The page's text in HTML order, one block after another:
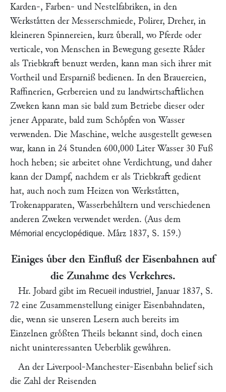
Karden-, Farben- und Nestelfabriken, in den
Werkstaͤtten der Messerschmiede, Polirer, Dreher, in
kleineren Spinnereien, kurz uͤberall, wo Pferde oder
verticale, von Menschen in Bewegung gesezte Raͤder
als Triebkraft benuzt werden, kann man sich ihrer mit
Vortheil und Ersparniß bedienen. In den Brauereien,
Raffinerien, Gerbereien und zu landwirtschaftlichen
Zweken kann man sie bald zum Betriebe dieser oder
jener Apparate, bald zum Schoͤpfen von Wasser
verwenden. Die Maschine, welche ausgestellt gewesen
war, kann in 24 Stunden 600,000 Liter Wasser 30 Fuß
hoch heben; sie arbeitet ohne Verdichtung, und daher
kann der Dampf, nachdem er als Triebkraft gedient
hat, auch noch zum Heizen von Werkstaͤtten,
Trokenapparaten, Wasserbehaͤltern und verschiedenen
anderen Zweken verwendet werden. (Aus dem
Mémorial encyclopédique. Maͤrz 1837, S. 159.)
Einiges uͤber den Einfluß der Eisenbahnen auf
die Zunahme des Verkehres.
Hr. Jobard gibt im Recueil industriel , Januar 1837, S.
72 eine Zusammenstellung einiger Eisenbahndaten,
die, wenn sie unseren Lesern auch bereits im
Einzelnen groͤßten Theils bekannt sind, doch einen
nicht uninteressanten Ueberblik gewaͤhren.
An der Liverpool-Manchester-Eisenbahn belief sich
die Zahl der Reisenden